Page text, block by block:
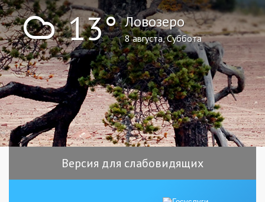
! 13° Ловозеро
8 августа, Суббота
Версия для слабовидящих